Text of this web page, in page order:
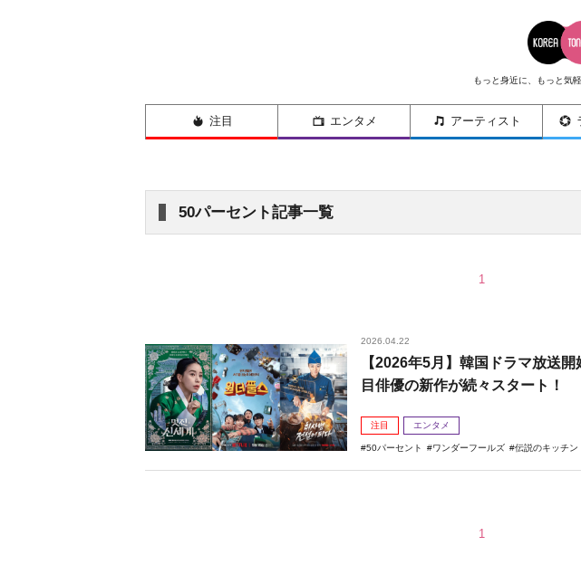
もっと身近に、もっと気
注目 エンタメ アーティスト
50パーセント記事一覧
1
2026.04.22
【2026年5月】韓国ドラマ放送
目俳優の新作が続々スタート！
注目 エンタメ
50パーセント ワンダーフールズ 伝説のキッチン
1